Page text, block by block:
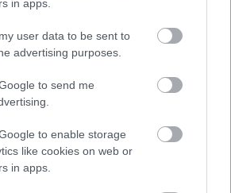
in apps.
user data to be sent to
advertising purposes.
to send me
to enable storage
like cookies on web or
in apps.
μειώνει τους εφιάλτες
Αίρεται η απαγόρευση για τη